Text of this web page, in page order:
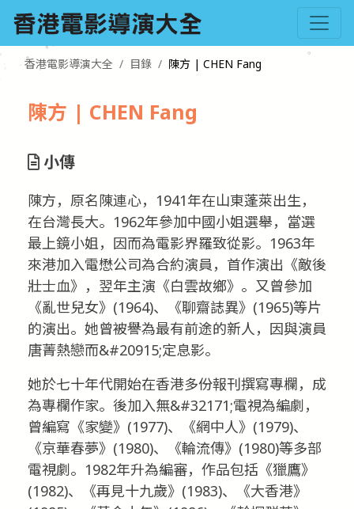
香港電影導演大全 目錄 陳方 | CHEN Fang
陳方 | CHEN Fang
小傳
陳方，原名陳連心，1941年在山東蓬萊出生，
在台灣長大。1962年參加中國小姐選舉，當選
最上鏡小姐，因而為電影界羅致從影。1963年
來港加入電懋公司為合約演員，首作演出《敵後
壯士血》，翌年主演《白雲故鄉》。又曾參加
《亂世兒女》(1964)、《聊齋誌異》(1965)等片
的演出。她曾被譽為最有前途的新人，因與演員
唐菁熱戀而&#20915;定息影。
她於七十年代開始在香港多份報刊撰寫專欄，成
為專欄作家。後加入無&#32171;電視為編劇，
曾編寫《家變》(1977)、《網中人》(1979)、
《京華春夢》(1980)、《輪流傳》(1980)等多部
電視劇。1982年升為編審，作品包括《獵鷹》
(1982)、《再見十九歲》(1983)、《大香港》